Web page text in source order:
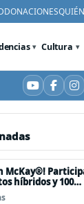
DONACIONES
Cultura
YouTube
McKay®!
híbridos y 100